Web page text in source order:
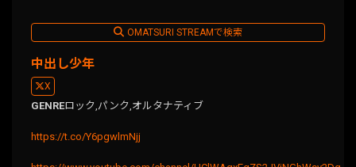
OMATSURI STREAMで検索
中出し少年
X
GENREロック, パンク, オルタナティブ
https://t.co/Y6pgwlmNjj